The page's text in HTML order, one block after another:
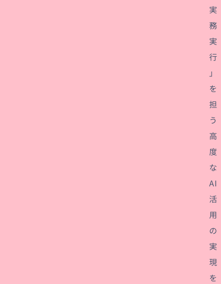
実
務
実
行
」
を
担
う
高
度
な
AI
活
用
の
実
現
を